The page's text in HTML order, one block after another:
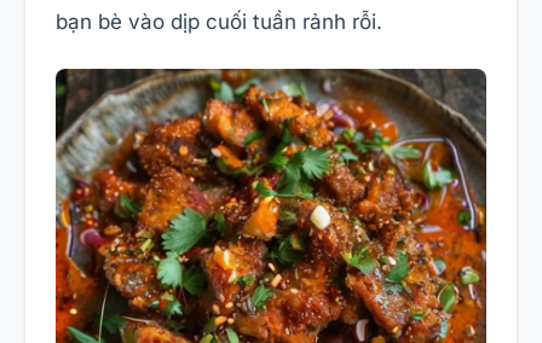
bạn bè vào dịp cuối tuần rảnh rỗi.